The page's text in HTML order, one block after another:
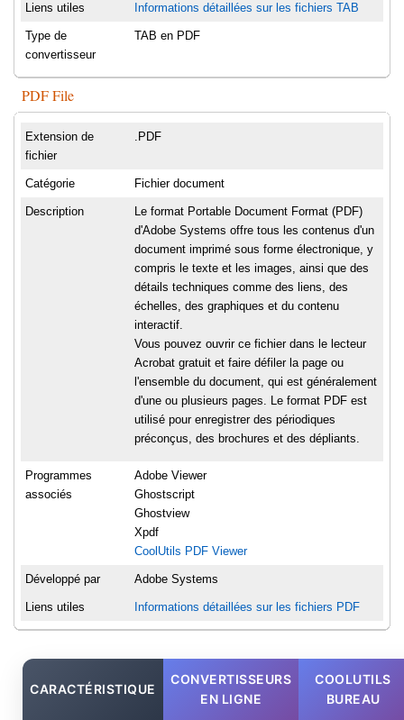
Liens utiles Informations détaillées sur les fichiers TAB
Type de
convertisseur
TAB en PDF
PDF File
Extension de
fichier
.PDF
Catégorie Fichier document
Description
Le format Portable Document Format (PDF)
d'Adobe Systems offre tous les contenus d'un
document imprimé sous forme électronique, y
compris le texte et les images, ainsi que des
détails techniques comme des liens, des
échelles, des graphiques et du contenu
interactif.
Vous pouvez ouvrir ce fichier dans le lecteur
Acrobat gratuit et faire défiler la page ou
l'ensemble du document, qui est généralement
d'une ou plusieurs pages. Le format PDF est
utilisé pour enregistrer des périodiques
préconçus, des brochures et des dépliants.
Programmes
associés
Adobe Viewer
Ghostscript
Ghostview
Xpdf
CoolUtils PDF Viewer
Développé par Adobe Systems
Liens utiles Informations détaillées sur les fichiers PDF
CARACTÉRISTIQUE
CONVERTISSEURS
EN LIGNE
COOLUTILS
BUREAU